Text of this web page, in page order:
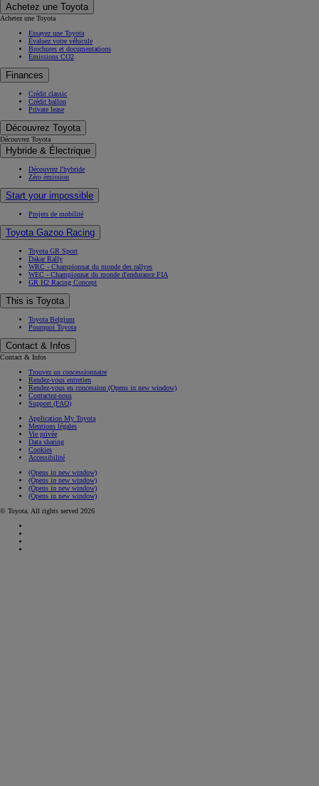
Achetez une Toyota
Achetez une Toyota
Essayez une Toyota
Évaluez votre véhicule
Brochures et documentations
Émissions CO2
Finances
Crédit classic
Crédit ballon
Private lease
Découvrez Toyota
Découvrez Toyota
Hybride & Électrique
Découvrez l'hybride
Zéro émission
Start your impossible
Projets de mobilité
Toyota Gazoo Racing
Toyota GR Sport
Dakar Rally
WRC - Championnat du monde des rallyes
WEC - Championnat du monde d'endurance FIA
GR H2 Racing Concept
This is Toyota
Toyota Belgium
Pourquoi Toyota
Contact & Infos
Contact & Infos
Trouvez un concessionnaire
Rendez-vous entretien
Rendez-vous en concession (Opens in new window)
Contactez-nous
Support (FAQ)
Application My Toyota
Mentions légales
Vie privée
Data sharing
Cookies
Accessibilité
(Opens in new window)
(Opens in new window)
(Opens in new window)
(Opens in new window)
© Toyota. All rights served 2026